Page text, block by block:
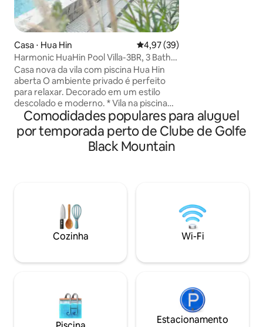
Casa ⋅ Hua Hin 4,97 de uma avaliação média
4,97 (39)
Harmonic HuaHin Pool Villa-3BR, 3 Bath,
2 Kitchen
Casa nova da vila com piscina Hua Hin
aberta O ambiente privado é perfeito
para relaxar. Decorado em um estilo
descolado e moderno. * Vila na piscina
em 90 pés quadrados. * 3 Quartos, 3
Banheiros, Cozinha tailandesa, Cozinha
europeia, Sala de estar * Piscina de água
salgada de 3x9 m de 1,5 m de
Projetor de couro de tela de 120 " *
Assista Netflix gratuitamente * Toalhas +
materiais de banheiro + secador de
cabelo * Churrasqueira, balde de gelo *
cozinha.
amigos que
uma estadia
Comodidades populares para aluguel
por temporada perto de Clube de Golfe
Black Mountain
Cozinha Wi-Fi
Estacionamento